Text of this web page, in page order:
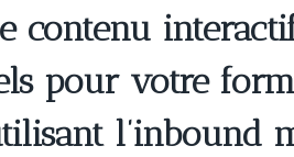
contenu
pour votre
l’inbound